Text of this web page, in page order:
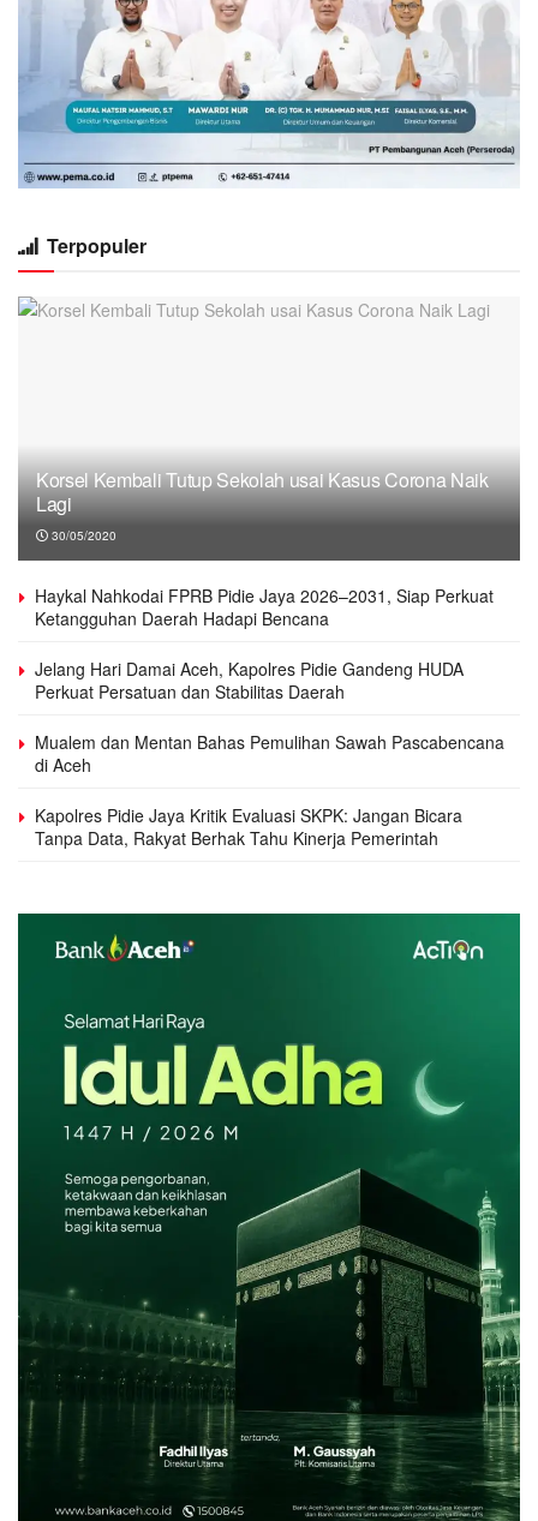
Terpopuler
Korsel Kembali Tutup Sekolah usai Kasus Corona Naik
Lagi
30/05/2020
Haykal Nahkodai FPRB Pidie Jaya 2026–2031, Siap Perkuat
Ketangguhan Daerah Hadapi Bencana
Jelang Hari Damai Aceh, Kapolres Pidie Gandeng HUDA
Perkuat Persatuan dan Stabilitas Daerah
Mualem dan Mentan Bahas Pemulihan Sawah Pascabencana
di Aceh
Kapolres Pidie Jaya Kritik Evaluasi SKPK: Jangan Bicara
Tanpa Data, Rakyat Berhak Tahu Kinerja Pemerintah